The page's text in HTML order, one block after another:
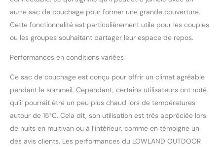
de couchage Lowland
sont fabriqués aux Pays-
Bas afin que nous
puissions suivre
attentivement le
processus de production.
D'ORIGINE : duvet de
canard contrôlé par
l'élevage parental afin
d'exclure qu'il provienne
d'oiseaux alimentés de
force ou plumés vivants.
autre sac de couchage pour former une grande couverture.
Cette fonctionnalité est particulièrement utile pour les couples
ou les groupes souhaitant partager leur espace de repos.
Performances en conditions variées
Ce sac de couchage est conçu pour offrir un climat agréable
pendant le sommeil. Cependant, certains utilisateurs ont noté
qu’il pourrait être un peu plus chaud lors de températures
autour de 15°C. Cela dit, son utilisation est très appréciée lors
de nuits en multivan ou à l’intérieur, comme en témoigne un
des avis clients. Les performances du LOWLAND OUTDOOR